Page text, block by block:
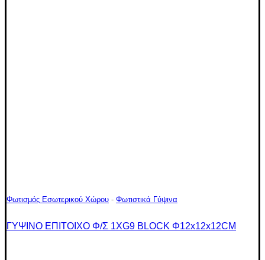
Φωτισμός Εσωτερικού Χώρου - Φωτιστικά Γύψινα
ΓΥΨΙΝΟ ΕΠΙΤΟΙΧΟ Φ/Σ 1XG9 BLOCK Φ12x12x12CM